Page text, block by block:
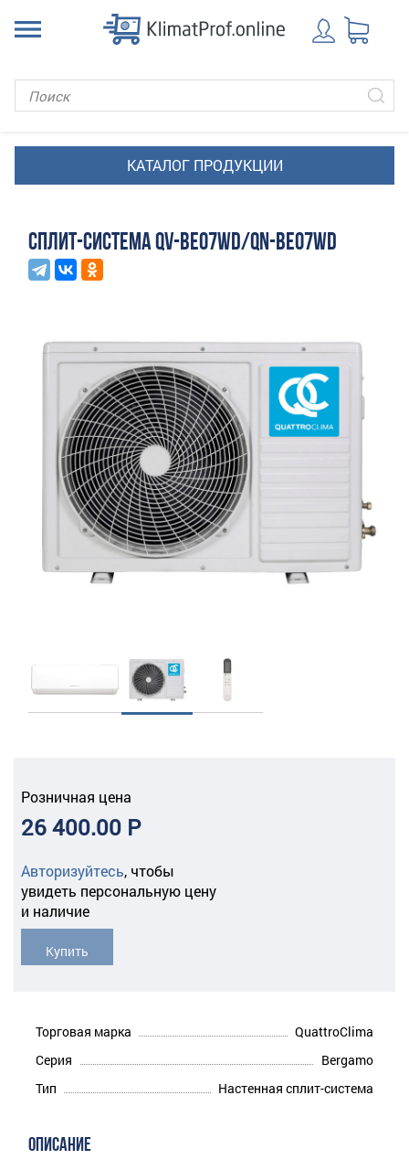
СПЛИТ-СИСТЕМА QV-BE07WD/QN-BE07WD
Розничная цена
26 400.00 Р
Авторизуйтесь, чтобы
увидеть персональную цену
и наличие
Купить
Торговая марка
QuattroClima
Серия
Bergamo
Тип
Настенная сплит-система
ОПИСАНИЕ